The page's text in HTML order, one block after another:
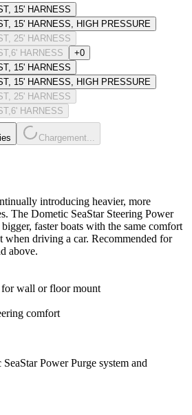
15' HARNESS
15' HARNESS, HIGH PRESSURE
25' HARNESS
HARNESS
+0
15' HARNESS
15' HARNESS, HIGH PRESSURE
25' HARNESS
HARNESS
Chargement...
introducing heavier, more
The Dometic SeaStar Steering Power
faster boats with the same comfort
when driving a car. Recommended for
above.
for wall or floor mount
comfort
Power Purge system and